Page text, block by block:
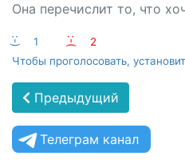
Она перечислит то, что
:-) 1 :-(
2
Чтобы проголосовать,
Предыдущий
Телеграм канал